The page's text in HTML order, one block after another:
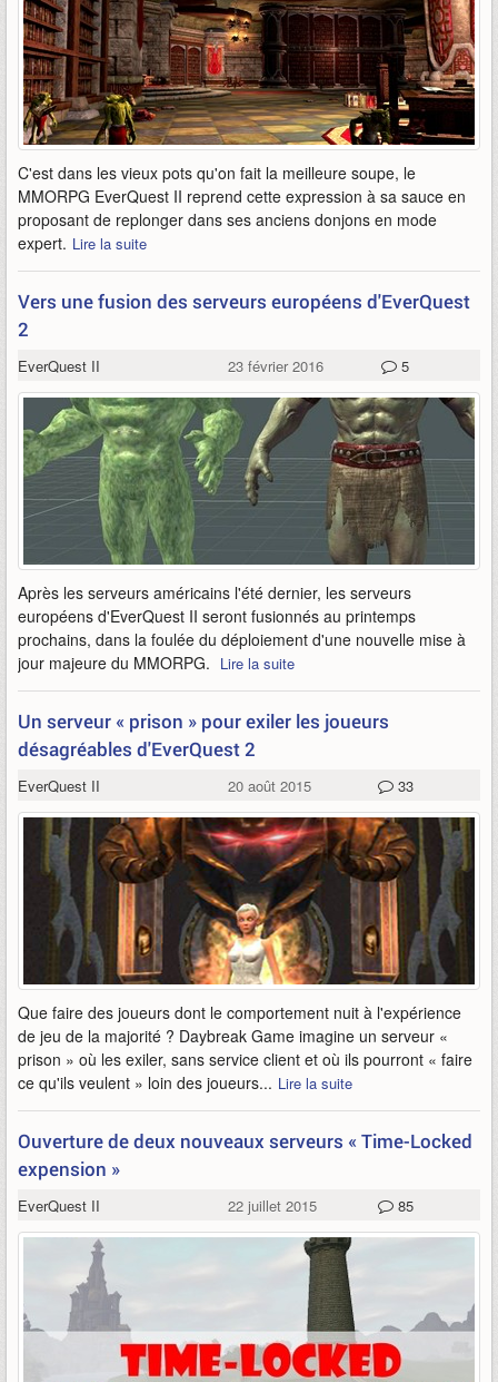
C'est dans les vieux pots qu'on fait la meilleure soupe, le
MMORPG EverQuest II reprend cette expression à sa sauce en
proposant de replonger dans ses anciens donjons en mode
expert. Lire la suite
Vers une fusion des serveurs européens d'EverQuest
2
EverQuest II 23 février 2016 5
Après les serveurs américains l'été dernier, les serveurs
européens d'EverQuest II seront fusionnés au printemps
prochains, dans la foulée du déploiement d'une nouvelle mise à
jour majeure du MMORPG. Lire la suite
Un serveur « prison » pour exiler les joueurs
désagréables d'EverQuest 2
EverQuest II 20 août 2015 33
Que faire des joueurs dont le comportement nuit à l'expérience
de jeu de la majorité ? Daybreak Game imagine un serveur «
prison » où les exiler, sans service client et où ils pourront « faire
ce qu'ils veulent » loin des joueurs... Lire la suite
Ouverture de deux nouveaux serveurs « Time-Locked
expension »
EverQuest II 22 juillet 2015 85